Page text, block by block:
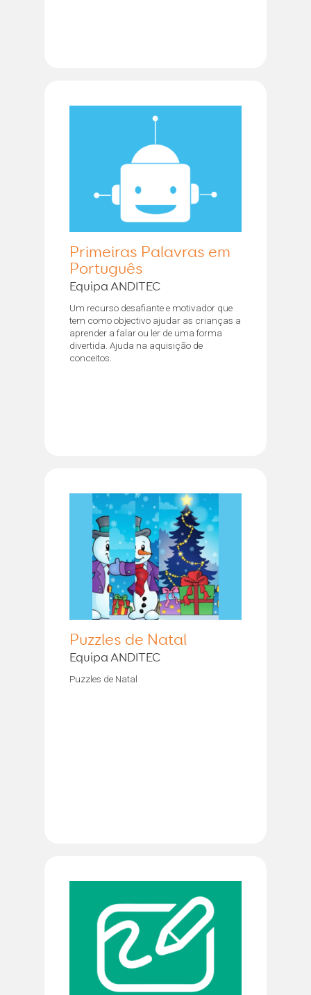
Primeiras Palavras em
Português
Equipa ANDITEC
Um recurso desafiante e motivador que
tem como objectivo ajudar as crianças a
aprender a falar ou ler de uma forma
divertida. Ajuda na aquisição de
conceitos.
Puzzles de Natal
Equipa ANDITEC
Puzzles de Natal